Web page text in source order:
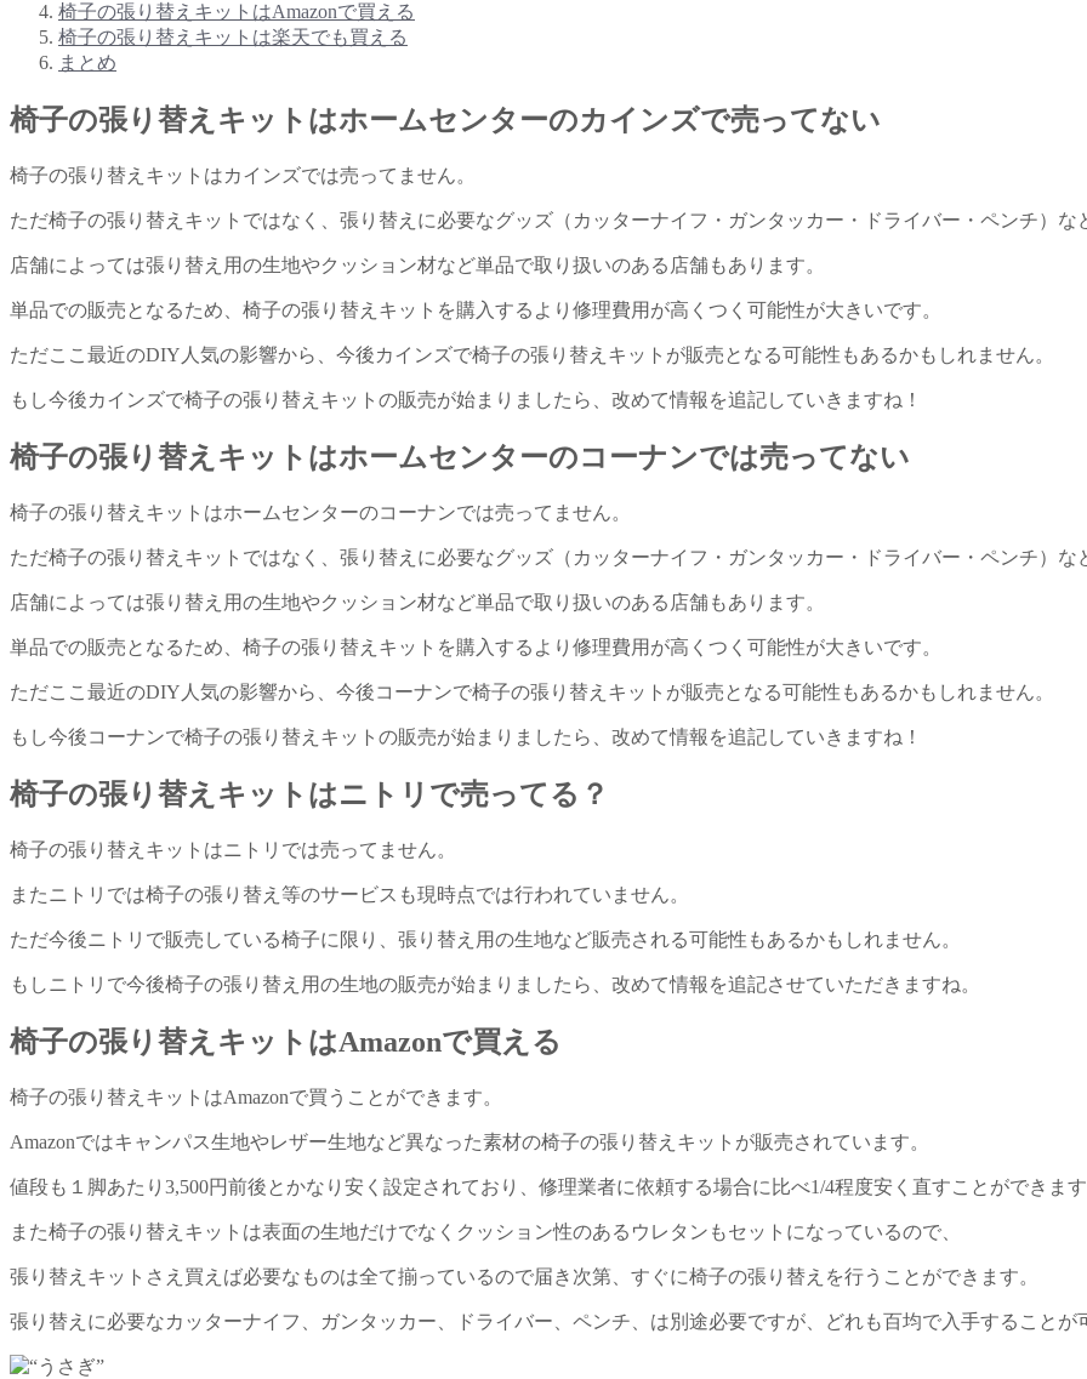
椅子の張り替えキットはAmazonで買える
椅子の張り替えキットは楽天でも買える
まとめ
椅子の張り替えキットはホームセンターのカインズで売ってない
椅子の張り替えキットはカインズでは売ってません。
ただ椅子の張り替えキットではなく、張り替えに必要なグッズ（カッターナイフ・ガンタッカー・ドライバー・ペンチ）な
店舗によっては張り替え用の生地やクッション材など単品で取り扱いのある店舗もあります。
単品での販売となるため、椅子の張り替えキットを購入するより修理費用が高くつく可能性が大きいです。
ただここ最近のDIY人気の影響から、今後カインズで椅子の張り替えキットが販売となる可能性もあるかもしれません。
もし今後カインズで椅子の張り替えキットの販売が始まりましたら、改めて情報を追記していきますね！
椅子の張り替えキットはホームセンターのコーナンでは売ってない
椅子の張り替えキットはホームセンターのコーナンでは売ってません。
ただ椅子の張り替えキットではなく、張り替えに必要なグッズ（カッターナイフ・ガンタッカー・ドライバー・ペンチ）な
店舗によっては張り替え用の生地やクッション材など単品で取り扱いのある店舗もあります。
単品での販売となるため、椅子の張り替えキットを購入するより修理費用が高くつく可能性が大きいです。
ただここ最近のDIY人気の影響から、今後コーナンで椅子の張り替えキットが販売となる可能性もあるかもしれません。
もし今後コーナンで椅子の張り替えキットの販売が始まりましたら、改めて情報を追記していきますね！
椅子の張り替えキットはニトリで売ってる？
椅子の張り替えキットはニトリでは売ってません。
またニトリでは椅子の張り替え等のサービスも現時点では行われていません。
ただ今後ニトリで販売している椅子に限り、張り替え用の生地など販売される可能性もあるかもしれません。
もしニトリで今後椅子の張り替え用の生地の販売が始まりましたら、改めて情報を追記させていただきますね。
椅子の張り替えキットはAmazonで買える
椅子の張り替えキットはAmazonで買うことができます。
Amazonではキャンパス生地やレザー生地など異なった素材の椅子の張り替えキットが販売されています。
値段も１脚あたり3,500円前後とかなり安く設定されており、修理業者に依頼する場合に比べ1/4程度安く直すことができます
また椅子の張り替えキットは表面の生地だけでなくクッション性のあるウレタンもセットになっているので、
張り替えキットさえ買えば必要なものは全て揃っているので届き次第、すぐに椅子の張り替えを行うことができます。
張り替えに必要なカッターナイフ、ガンタッカー、ドライバー、ペンチ、は別途必要ですが、どれも百均で入手することが